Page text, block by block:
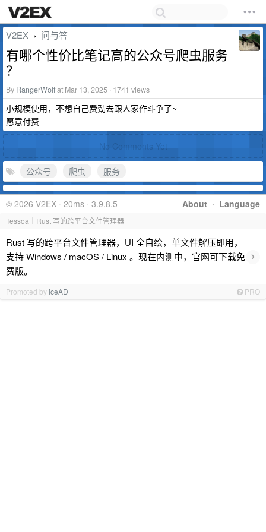
V2EX › 问与答
有哪个性价比笔记高的公众号爬虫服务
？
By RangerWolfat Mar 13, 2025 · 1741 views
小规模使用，不想自己费劲去跟人家作斗争了~
愿意付费
No Comments Yet
公众号 爬虫 服务
About · Language
© 2026 V2EX · 20ms · 3.9.8.5
Tessoa｜Rust 写的跨平台文件管理器
Rust 写的跨平台文件管理器，UI 全自绘，单文件解压即用，
支持 Windows / macOS / Linux 。现在内测中，官网可下载免
费版。
›
Promoted byiceAD PRO